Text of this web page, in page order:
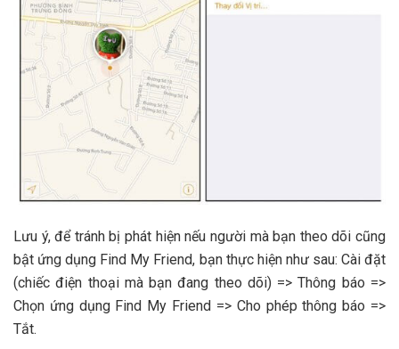
Lưu ý, để tránh bị phát hiện nếu người mà bạn theo dõi cũng
bật ứng dụng Find My Friend, bạn thực hiện như sau: Cài đặt
(chiếc điện thoại mà bạn đang theo dõi) => Thông báo =>
Chọn ứng dụng Find My Friend => Cho phép thông báo =>
Tắt.